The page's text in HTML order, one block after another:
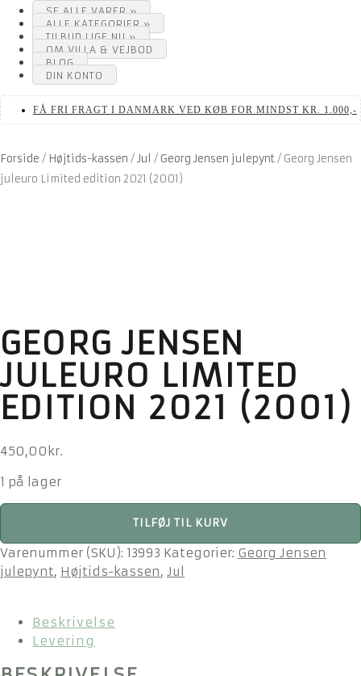
SE ALLE VARER »
ALLE KATEGORIER »
TILBUD LIGE NU »
OM VILLA & VEJBOD
BLOG
DIN KONTO
FÅ FRI FRAGT I DANMARK VED KØB FOR MINDST KR. 1.000,-
Forside / Højtids-kassen /Jul / Georg Jensen julepynt/ Georg Jensen
juleuro Limited edition 2021 (2001)
GEORG JENSEN
JULEURO LIMITED
EDITION 2021 (2001)
450,00 kr.
1 på lager
Georg
juleuro
Limited
(2001)
antal
TILFØJ TIL KURV
Varenummer (SKU): 13993 Kategorier: Georg Jensen
julepynt, Højtids-kassen, Jul
Beskrivelse
Levering